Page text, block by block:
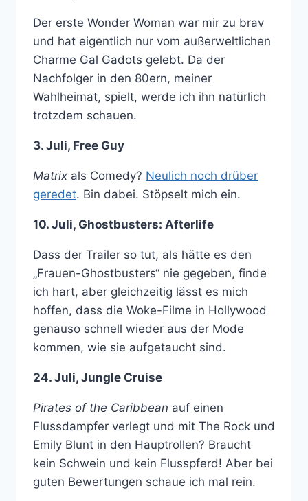
Der erste Wonder Woman war mir zu brav
und hat eigentlich nur vom außerweltlichen
Charme Gal Gadots gelebt. Da der
Nachfolger in den 80ern, meiner
Wahlheimat, spielt, werde ich ihn natürlich
trotzdem schauen.
3. Juli, Free Guy
Matrix als Comedy? Neulich noch drüber
geredet. Bin dabei. Stöpselt mich ein.
10. Juli, Ghostbusters: Afterlife
Dass der Trailer so tut, als hätte es den
„Frauen-Ghostbusters“ nie gegeben, finde
ich hart, aber gleichzeitig lässt es mich
hoffen, dass die Woke-Filme in Hollywood
genauso schnell wieder aus der Mode
kommen, wie sie aufgetaucht sind.
24. Juli, Jungle Cruise
Pirates of the Caribbean auf einen
Flussdampfer verlegt und mit The Rock und
Emily Blunt in den Hauptrollen? Braucht
kein Schwein und kein Flusspferd! Aber bei
guten Bewertungen schaue ich mal rein.